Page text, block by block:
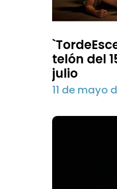
telón del
julio
11 de mayo